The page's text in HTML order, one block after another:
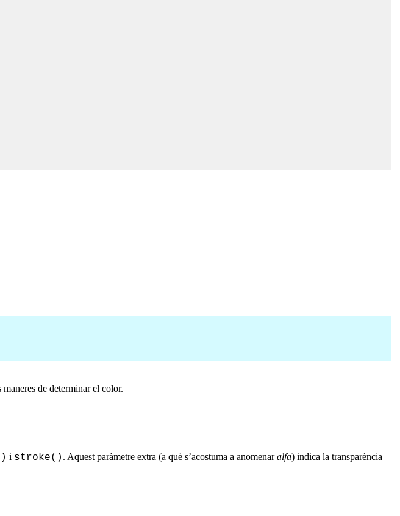
de determinar el color.
i stroke() . Aquest paràmetre extra (a què s’acostuma a anomenaralfa) indica la transparència